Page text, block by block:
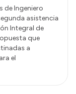
de Ingeniero
asistencia
Integral de
que
a
el